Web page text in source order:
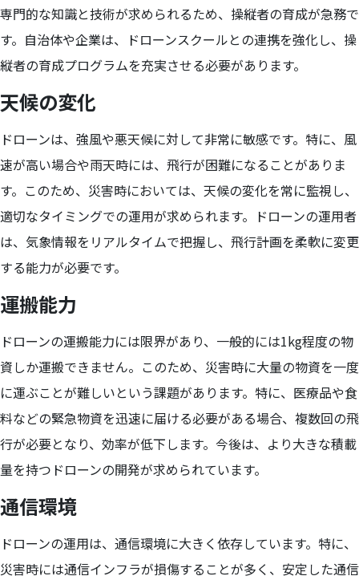
専門的な知識と技術が求められるため、操縦者の育成が急務で
す。自治体や企業は、ドローンスクールとの連携を強化し、操
縦者の育成プログラムを充実させる必要があります。
天候の変化
ドローンは、強風や悪天候に対して非常に敏感です。特に、風
速が高い場合や雨天時には、飛行が困難になることがありま
す。このため、災害時においては、天候の変化を常に監視し、
適切なタイミングでの運用が求められます。ドローンの運用者
は、気象情報をリアルタイムで把握し、飛行計画を柔軟に変更
する能力が必要です。
運搬能力
ドローンの運搬能力には限界があり、一般的には1kg程度の物
資しか運搬できません。このため、災害時に大量の物資を一度
に運ぶことが難しいという課題があります。特に、医療品や食
料などの緊急物資を迅速に届ける必要がある場合、複数回の飛
行が必要となり、効率が低下します。今後は、より大きな積載
量を持つドローンの開発が求められています。
通信環境
ドローンの運用は、通信環境に大きく依存しています。特に、
災害時には通信インフラが損傷することが多く、安定した通信